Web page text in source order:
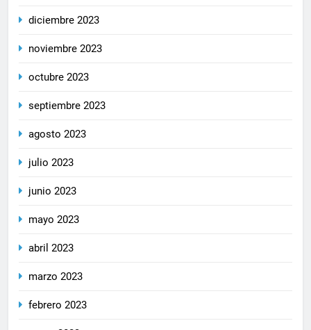
diciembre 2023
noviembre 2023
octubre 2023
septiembre 2023
agosto 2023
julio 2023
junio 2023
mayo 2023
abril 2023
marzo 2023
febrero 2023